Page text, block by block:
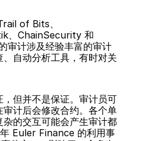
of Bits、
、ChainSecurity 和
审计涉及经验丰富的审计
自动分析工具，有时对关
但并不是保证。审计员可
计后会修改合约。各个单
的交互可能会产生审计都
Euler Finance 的利用事